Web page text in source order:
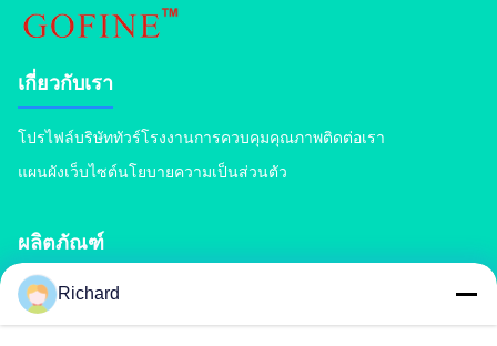
เกี่ยวกับเรา
โปรไฟล์บริษัททัวร์โรงงานการควบคุมคุณภาพติดต่อเรา
แผนผังเว็บไซต์นโยบายความเป็นส่วนตัว
ผลิตภัณฑ์
เครื่องปลูกปุ๋ยปุ๋ย
สายการผลิตปุ๋ย BBเครื่องบดย่อยปุ๋ยลูกกลิ้งคู่
Richard